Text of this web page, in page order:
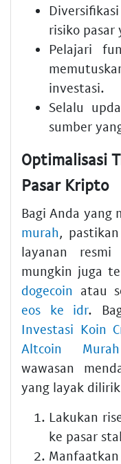
risiko
Pelajari
investasi.
Selalu
sumber
Optimalisasi
Pasar Kripto
Bagi Anda
murah,
layanan resmi
mungkin juga
dogecoin atau
eos ke idr.
Investasi Koin
Altcoin
wawasan
yang layak
Lakukan
ke pasar